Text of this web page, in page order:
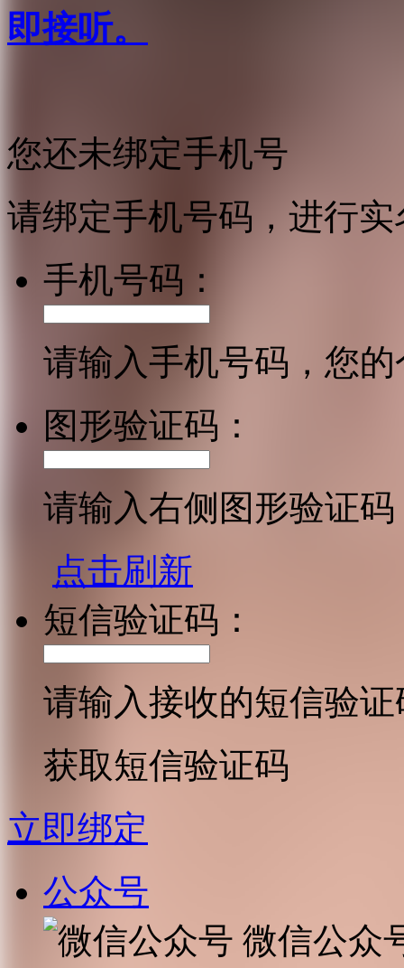
即接听。
您还未绑定手机号
请绑定手机号码，进行
手机号码：
请输入手机号码，您
图形验证码：
请输入右侧图形验证码
点击刷新
短信验证码：
请输入接收的短信验证
获取短信验证码
立即绑定
公众号
微信公众